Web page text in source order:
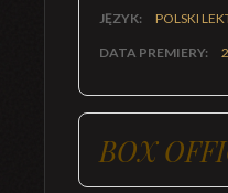
JĘZYK: POLSKI
DATA PREMIERY:
BOX